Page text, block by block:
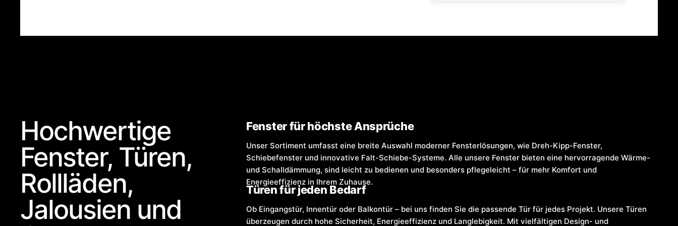
Hochwertige
Fenster, Türen,
Rollläden,
Jalousien und
Fenster für höchste Ansprüche
Unser Sortiment umfasst eine breite Auswahl moderner Fensterlösungen, wie Dreh-Kipp-Fenster,
Schiebefenster und innovative Falt-Schiebe-Systeme. Alle unsere Fenster bieten eine hervorragende Wärme-
und Schalldämmung, sind leicht zu bedienen und besonders pflegeleicht – für mehr Komfort und
Energieeffizienz in Ihrem Zuhause.
Türen für jeden Bedarf
Ob Eingangstür, Innentür oder Balkontür – bei uns finden Sie die passende Tür für jedes Projekt. Unsere Türen
überzeugen durch hohe Sicherheit, Energieeffizienz und Langlebigkeit. Mit vielfältigen Design- und